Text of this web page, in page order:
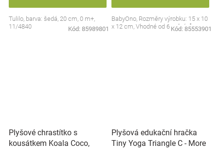
Tulilo, barva: šedá, 20 cm, 0 m+,
11/4840
Kód: 85989801
BabyOno, Rozměry výrobku: 15 x 10
x 12 cm, Vhodné od 6 měsíců
Kód: 85553901
Plyšové chrastítko s
kousátkem Koala Coco,
Plyšová edukační hračka
Tiny Yoga Triangle C - More